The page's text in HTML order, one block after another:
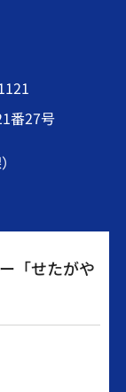
番27号
「せたがや